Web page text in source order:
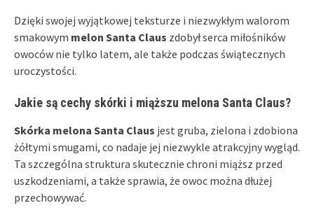
Dzięki swojej wyjątkowej teksturze i niezwykłym walorom
smakowym melon Santa Claus zdobył serca miłośników
owoców nie tylko latem, ale także podczas świątecznych
uroczystości.
Jakie są cechy skórki i miąższu melona Santa Claus?
Skórka melona Santa Claus jest gruba, zielona i zdobiona
żółtymi smugami, co nadaje jej niezwykle atrakcyjny wygląd.
Ta szczególna struktura skutecznie chroni miąższ przed
uszkodzeniami, a także sprawia, że owoc można dłużej
przechowywać.